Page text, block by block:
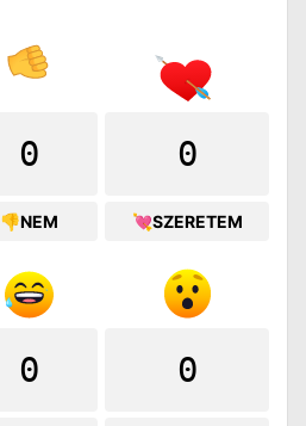
0
👎NEM
0
💘SZERETEM
0 0